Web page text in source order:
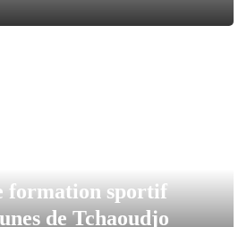
formation sportif
de Tchaoudjo